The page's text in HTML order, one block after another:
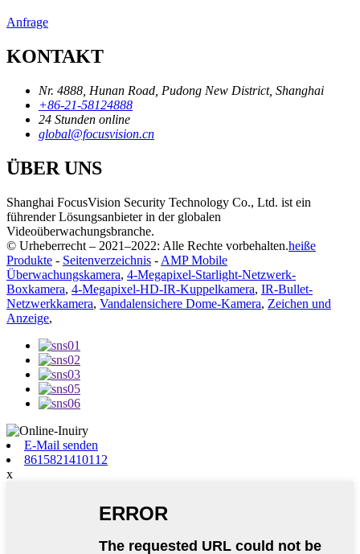
Anfrage
KONTAKT
Nr. 4888, Hunan Road, Pudong New District, Shanghai
+86-21-58124888
24 Stunden online
global@focusvision.cn
ÜBER UNS
Shanghai FocusVision Security Technology Co., Ltd. ist ein
führender Lösungsanbieter in der globalen
Videoüberwachungsbranche.
© Urheberrecht – 2021–2022: Alle Rechte vorbehalten.heiße
Produkte - Seitenverzeichnis - AMP Mobile
Überwachungskamera, 4-Megapixel-Starlight-Netzwerk-
Boxkamera, 4-Megapixel-HD-IR-Kuppelkamera, IR-Bullet-
Netzwerkkamera, Vandalensichere Dome-Kamera, Zeichen und
Anzeige,
E-Mail senden
8615821410112
x